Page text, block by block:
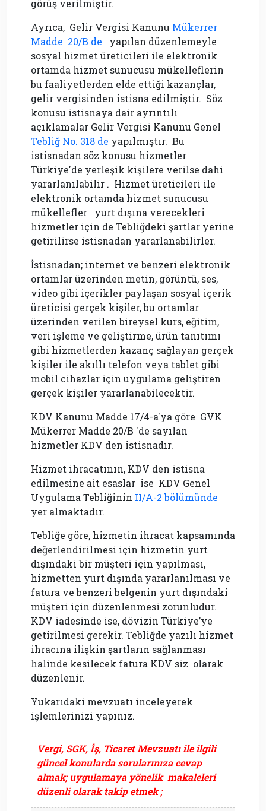
görüş verilmiştir.
Ayrıca, Gelir Vergisi Kanunu Mükerrer
Madde 20/B de
yapılan düzenlemeyle
sosyal hizmet üreticileri ile elektronik
ortamda hizmet sunucusu mükelleflerin
bu faaliyetlerden elde ettiği kazançlar,
gelir vergisinden istisna edilmiştir. Söz
konusu istisnaya dair ayrıntılı
açıklamalar Gelir Vergisi Kanunu Genel
Tebliğ No. 318 de yapılmıştır. Bu
istisnadan söz konusu hizmetler
Türkiye'de yerleşik kişilere verilse dahi
yararlanılabilir . Hizmet üreticileri ile
elektronik ortamda hizmet sunucusu
mükellefler
yurt dışına verecekleri
hizmetler için de Tebliğdeki şartlar yerine
getirilirse istisnadan yararlanabilirler.
İstisnadan; internet ve benzeri elektronik
ortamlar üzerinden metin, görüntü, ses,
video gibi içerikler paylaşan sosyal içerik
üreticisi gerçek kişiler, bu ortamlar
üzerinden verilen bireysel kurs, eğitim,
veri işleme ve geliştirme, ürün tanıtımı
gibi hizmetlerden kazanç sağlayan gerçek
kişiler ile akıllı telefon veya tablet gibi
mobil cihazlar için uygulama geliştiren
gerçek kişiler yararlanabilecektir.
KDV Kanunu Madde 17/4-a'ya göre GVK
Mükerrer Madde 20/B 'de sayılan
hizmetler KDV den istisnadır.
Hizmet ihracatının, KDV den istisna
edilmesine ait esaslar ise KDV Genel
Uygulama Tebliğinin II/A-2 bölümünde
yer almaktadır.
Tebliğe göre, hizmetin ihracat kapsamında
değerlendirilmesi için hizmetin yurt
dışındaki bir müşteri için yapılması,
hizmetten yurt dışında yararlanılması ve
fatura ve benzeri belgenin yurt dışındaki
müşteri için düzenlenmesi zorunludur.
KDV iadesinde ise, dövizin Türkiye’ye
getirilmesi gerekir. Tebliğde yazılı hizmet
ihracına ilişkin şartların sağlanması
halinde kesilecek fatura KDV siz olarak
düzenlenir.
Yukarıdaki mevzuatı inceleyerek
işlemlerinizi yapınız.
Vergi, SGK, İş, Ticaret Mevzuatı ile ilgili
güncel konularda sorularınıza cevap
almak; uygulamaya yönelik makaleleri
düzenli olarak takip etmek ;